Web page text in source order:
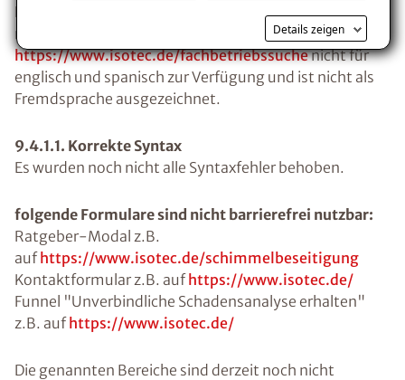
Details zeigen
Erklärung steht nur auf Englisch zur Verfügung und ist
nicht als Fremdsprache ausgezeichnet.
https://www.isotec.de/fachbetriebssuchenicht für
englisch und spanisch zur Verfügung und ist nicht als
Fremdsprache ausgezeichnet.
9.4.1.1. Korrekte Syntax
Es wurden noch nicht alle Syntaxfehler behoben.
folgende Formulare sind nicht barrierefrei nutzbar:
Ratgeber-Modal z.B.
auf https://www.isotec.de/schimmelbeseitigung
Kontaktformular z.B. auf https://www.isotec.de/
Funnel "Unverbindliche Schadensanalyse erhalten"
z.B. auf https://www.isotec.de/
Die genannten Bereiche sind derzeit noch nicht